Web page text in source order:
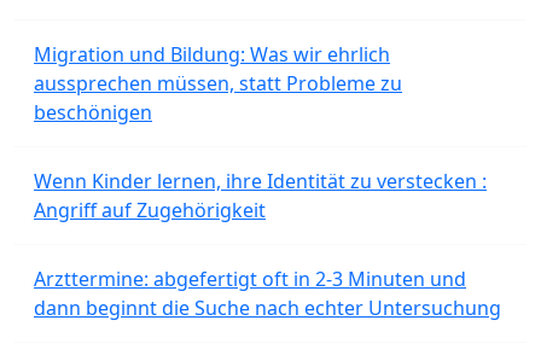
Migration und Bildung: Was wir ehrlich
aussprechen müssen, statt Probleme zu
beschönigen
Wenn Kinder lernen, ihre Identität zu verstecken :
Angriff auf Zugehörigkeit
Arzttermine: abgefertigt oft in 2-3 Minuten und
dann beginnt die Suche nach echter Untersuchung